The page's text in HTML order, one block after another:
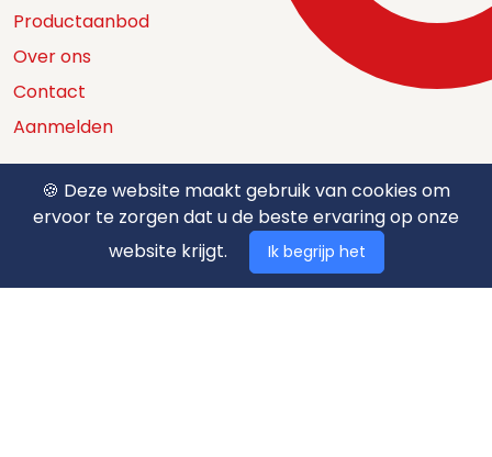
Productaanbod
Over ons
Contact
Aanmelden
Catalogus
Nuttige documenten
Privacy policy
🍪 Deze website maakt gebruik van cookies om
ervoor te zorgen dat u de beste ervaring op onze
website krijgt.
Ik begrijp het